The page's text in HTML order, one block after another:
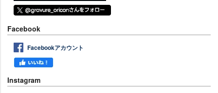
Facebook
Facebookアカウント
Instagram